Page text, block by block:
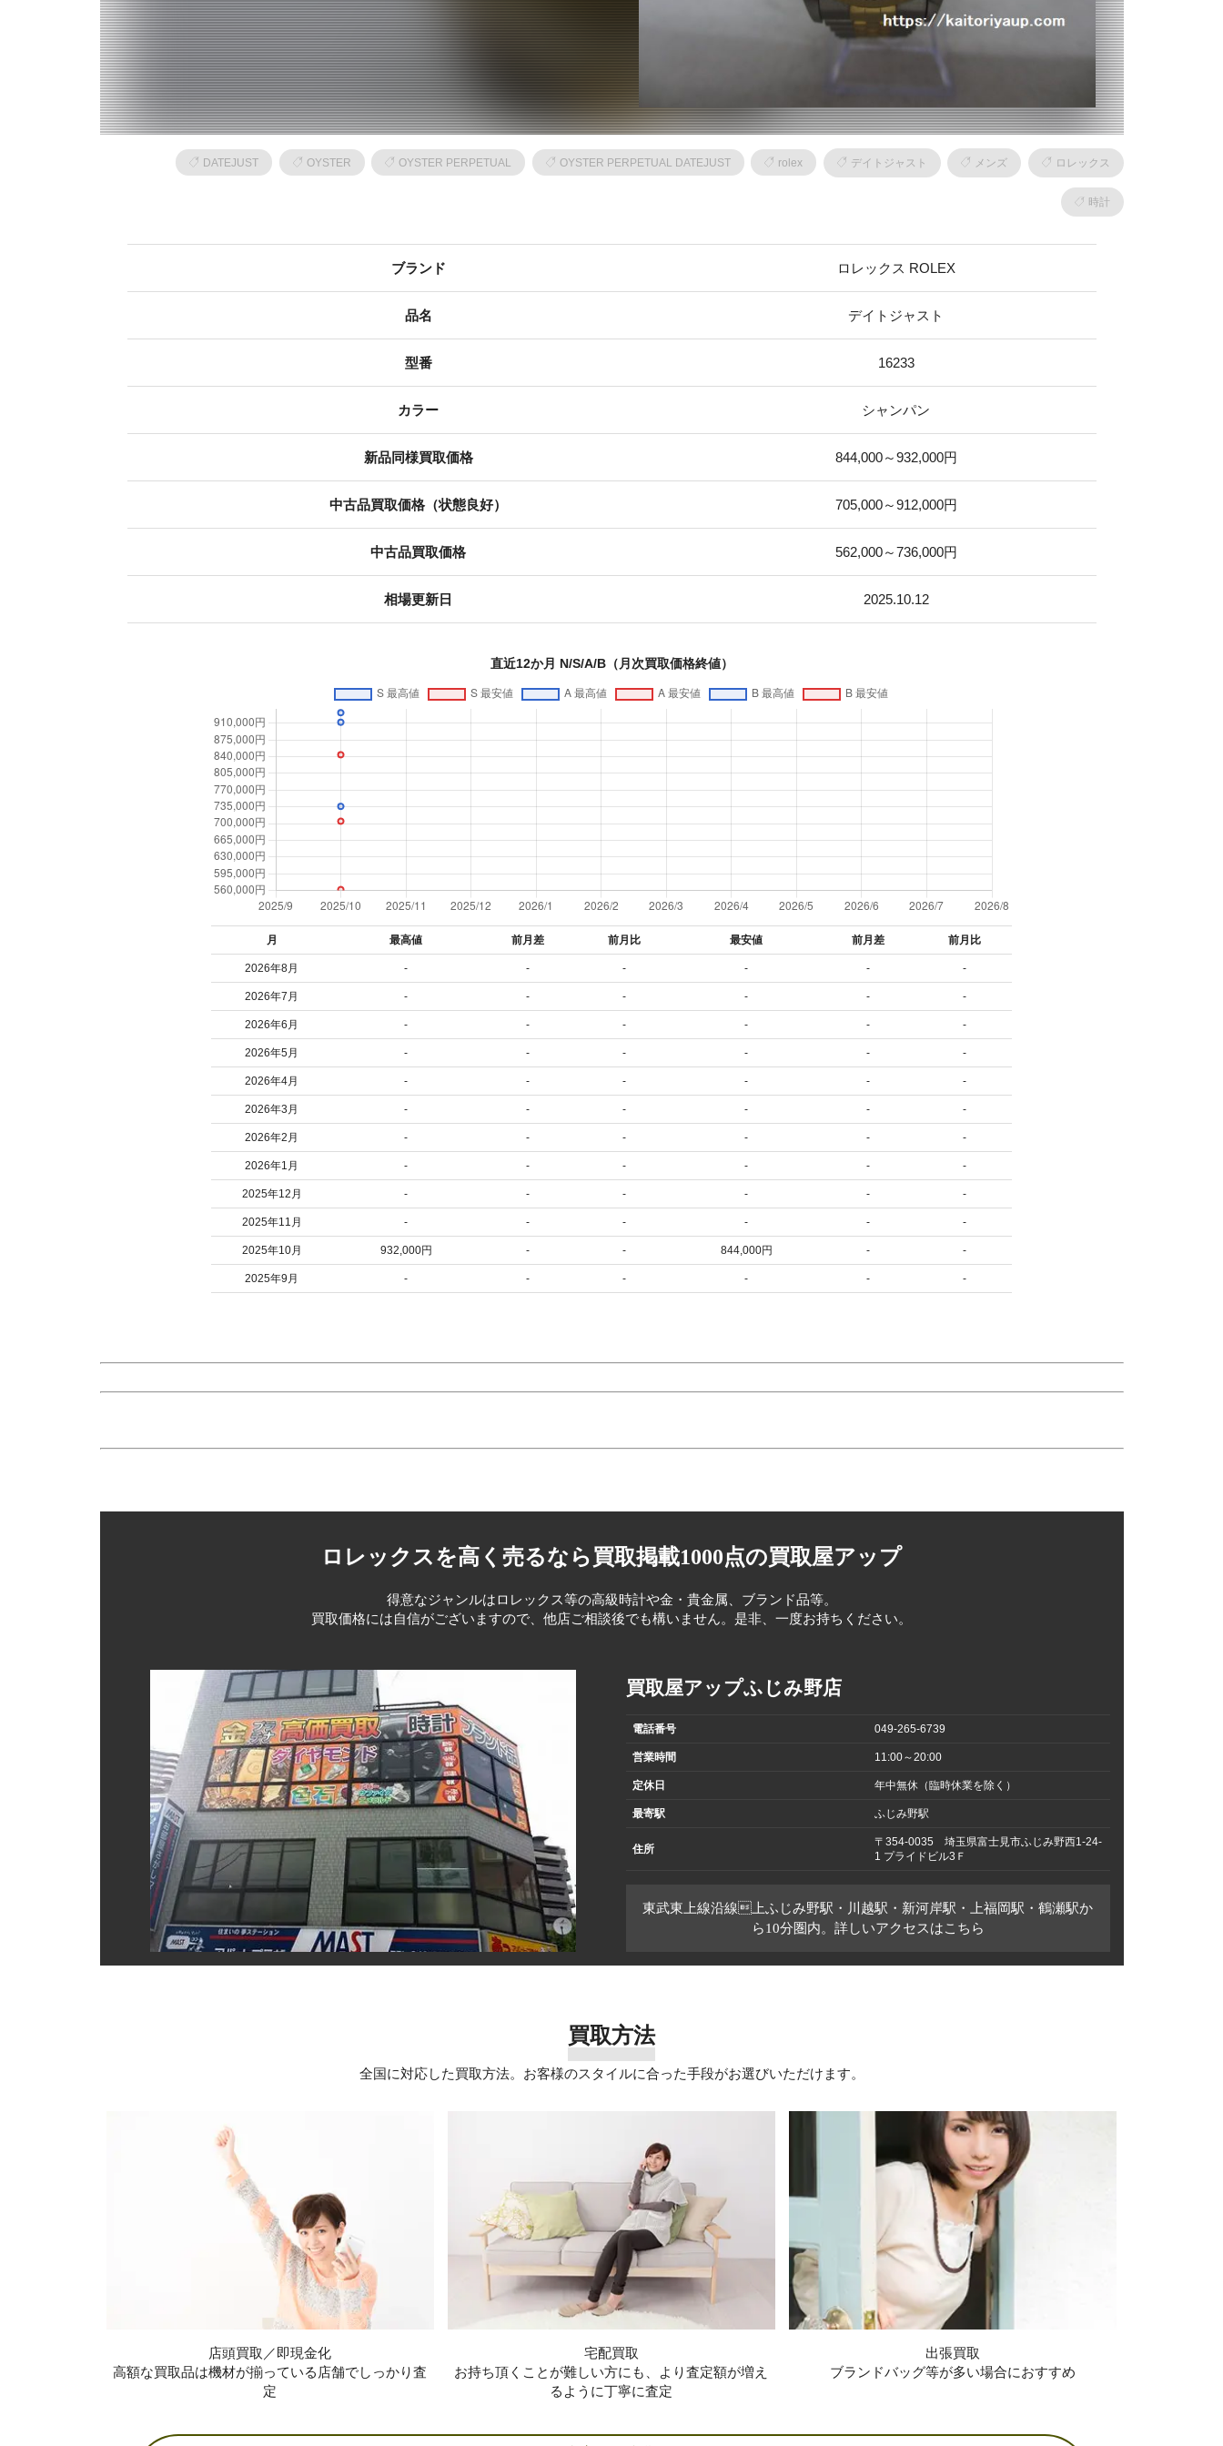
DATEJUST OYSTER OYSTER PERPETUAL OYSTER PERPETUAL DATEJUST rolex デイトジャスト メンズ ロレックス
時計
ブランド ロレックス ROLEX
品名 デイトジャスト
型番 16233
カラー シャンパン
新品同様買取価格 844,000～932,000円
中古品買取価格（状態良好） 705,000～912,000円
中古品買取価格 562,000～736,000円
相場更新日 2025.10.12
直近12か月 N/S/A/B（月次買取価格終値）
月 最高値 前月差 前月比 最安値 前月差 前月比
2026年8月 - - - - - -
2026年7月 - - - - - -
2026年6月 - - - - - -
2026年5月 - - - - - -
2026年4月 - - - - - -
2026年3月 - - - - - -
2026年2月 - - - - - -
2026年1月 - - - - - -
2025年12月 - - - - - -
2025年11月 - - - - - -
2025年10月 932,000円 - - 844,000円 - -
2025年9月 - - - - - -
ロレックスを高く売るなら買取掲載1000点の買取屋アップ
得意なジャンルはロレックス等の高級時計や金・貴金属、ブランド品等。
買取価格には自信がございますので、他店ご相談後でも構いません。是非、一度お持ちください。
買取屋アップふじみ野店
電話番号 049-265-6739
営業時間 11:00～20:00
定休日 年中無休（臨時休業を除く）
最寄駅 ふじみ野駅
住所
〒354-0035 埼玉県富士見市ふじみ野西1-24-
1 プライドビル3Ｆ
東武東上線沿線上ふじみ野駅・川越駅・新河岸駅・上福岡駅・鶴瀬駅か
ら10分圏内。詳しいアクセスはこちら
買取方法
全国に対応した買取方法。お客様のスタイルに合った手段がお選びいただけます。
店頭買取／即現金化
高額な買取品は機材が揃っている店舗でしっかり査
定
宅配買取
お持ち頂くことが難しい方にも、より査定額が増え
るように丁寧に査定
出張買取
ブランドバッグ等が多い場合におすすめ